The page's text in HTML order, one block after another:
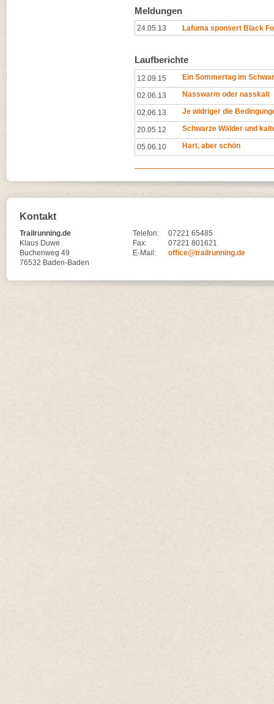
Meldungen
24.05.13 Lafuma sponsert Black
Laufberichte
12.09.15 Ein Sommertag im
02.06.13 Nasswarm oder nasskalt
02.06.13 Je widriger die
20.05.12 Schwarze Wälder und
05.06.10 Hart, aber schön
Kontakt
Trailrunning.de
Klaus Duwe
Buchenweg 49
76532 Baden-Baden
Telefon:
07221 65485
Fax:
07221 801621
E-Mail:
office@trailrunning.de